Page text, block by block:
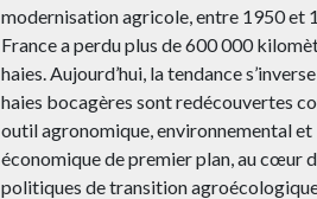
modernisation agricole, entre 1950 et
France a perdu plus de 600 000
haies. Aujourd’hui, la tendance
haies bocagères sont redécouvertes
outil agronomique, environnemental et
économique de premier plan, au cœur
politiques de transition